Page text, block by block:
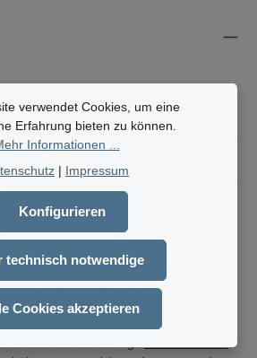
verwendet Cookies, um eine
Erfahrung bieten zu können.
Informationen ...
| Impressum
technisch notwendige
Konfigurieren
Cookies akzeptieren